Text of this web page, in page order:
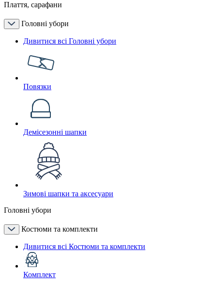
Плаття, сарафани
Головні убори
Дивитися всі Головні убори
Повязки
Демісезонні шапки
Зимові шапки та аксесуари
Головні убори
Костюми та комплекти
Дивитися всі Костюми та комплекти
Комплект